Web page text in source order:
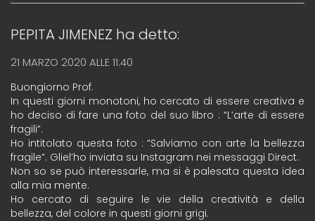
PEPITA JIMENEZ ha detto:
21 MARZO 2020 ALLE 11:40
Buongiorno Prof.
In questi giorni monotoni, ho cercato di essere creativa e
ho deciso di fare una foto del suo libro : “L’arte di essere
fragili”.
Ho intitolato questa foto : “Salviamo con arte la bellezza
fragile”. Gliel’ho inviata su Instagram nei messaggi Direct.
Non so se può interessarle, ma si è palesata questa idea
alla mia mente.
Ho cercato di seguire le vie della creatività e della
bellezza, del colore in questi giorni grigi.